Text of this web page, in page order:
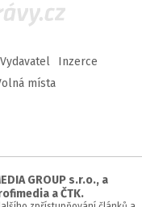
Vydavatel
Inzerce
místa
GROUP s.r.o., a
a ČTK.